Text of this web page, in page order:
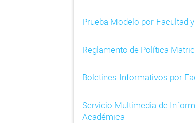
Prueba Modelo por Facultad
Reglamento de Política
Boletines Informativos por
Servicio Multimedia de
Académica